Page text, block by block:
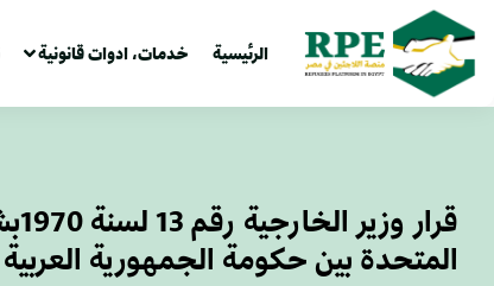
الرئيسية خدمات، ادوات قانونية
المتحدة بين حكومة الجمهورية